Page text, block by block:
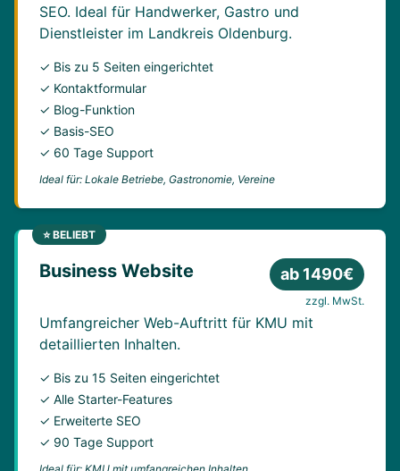
SEO. Ideal für Handwerker, Gastro und
Dienstleister im Landkreis Oldenburg.
✓ Bis zu 5 Seiten eingerichtet
✓ Kontaktformular
✓ Blog-Funktion
✓ Basis-SEO
✓ 60 Tage Support
Ideal für: Lokale Betriebe, Gastronomie, Vereine
⭐ BELIEBT
Business Website ab 1490€
zzgl. MwSt.
Umfangreicher Web-Auftritt für KMU mit
detaillierten Inhalten.
✓ Bis zu 15 Seiten eingerichtet
✓ Alle Starter-Features
✓ Erweiterte SEO
✓ 90 Tage Support